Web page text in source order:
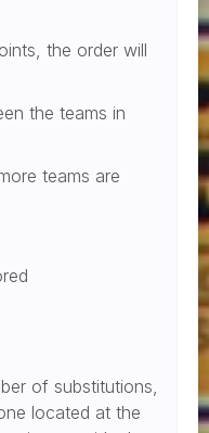
the order will
the teams in
teams are
of substitutions,
located at the